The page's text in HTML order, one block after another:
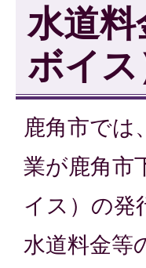
水道
ボイ
鹿角市では
業が鹿角市
イス）の発
水道料金等